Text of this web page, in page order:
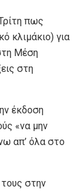
πως
κλιμάκιο) για
Μέση
στη
έκδοση
«να μην
απ’ όλα στο
στην